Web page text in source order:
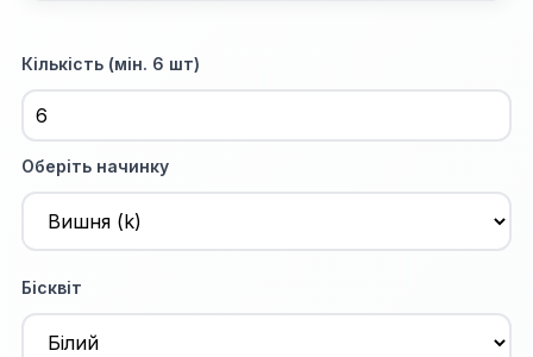
Кількість (мін. 6 шт)
Оберіть начинку
Бісквіт